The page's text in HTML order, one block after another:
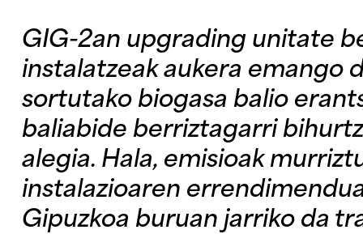
GIG-2an upgrading unitate
instalatzeak aukera emango
sortutako biogasa balio
baliabide berriztagarri
alegia. Hala, emisioak
instalazioaren
Gipuzkoa buruan jarriko da